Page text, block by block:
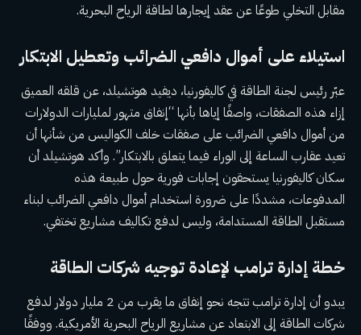
مقابل التخلي طوعًا عن عقد إيجارها لطاقة الرياح البحرية.
استيلاء على أموال دافعي الضرائب وتعطيل الابتكار
عبّر رئيس لجنة الطاقة في كاليفورنيا، ديفيد هوتشيلد، عن قلقه العميق
إزاء هذه الصفقات، واصفًا إياها بأنها “إنفاق متهور لمليارات الدولارات
من أموال دافعي الضرائب على صفقات خلف الكواليس من شأنها أن
تعيد عقارب الساعة إلى الوراء فيما يتعلق بالابتكار”. وأكد هوتشيلد أن
سكان كاليفورنيا يستحقون إجابات فورية حول طبيعة هذه
المدفوعات، مشددًا على ضرورة استخدام أموال دافعي الضرائب لبناء
مستقبل الطاقة المستدامة، وليس لدفع تكاليف مشاريع تختفي.
خطة إدارة ترامب لإعادة توجيه شركات الطاقة
يبدو أن إدارة ترامب تتجه نحو إنفاق ما يقرب من 2 مليار دولار لدفع
شركات الطاقة إلى الابتعاد عن مشاريع الرياح البحرية الأمريكية. ووفقًا